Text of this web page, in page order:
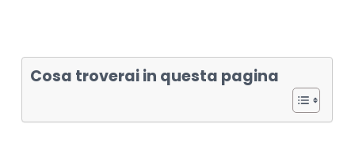
Cosa troverai in questa pagina